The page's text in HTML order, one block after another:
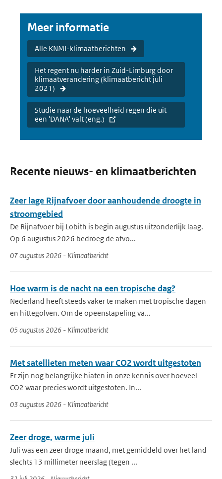
Meer informatie
Alle KNMI-klimaatberichten
Het regent nu harder in Zuid-Limburg door
klimaatverandering (klimaatbericht juli
2021)
Studie naar de hoeveelheid regen die uit
een 'DANA' valt (eng.)
Recente nieuws- en klimaatberichten
Zeer lage Rijnafvoer door aanhoudende droogte in
stroomgebied
De Rijnafvoer bij Lobith is begin augustus uitzonderlijk laag.
Op 6 augustus 2026 bedroeg de afvo...
07 augustus 2026 - Klimaatbericht
Hoe warm is de nacht na een tropische dag?
Nederland heeft steeds vaker te maken met tropische dagen
en hittegolven. Om de opeenstapeling va...
05 augustus 2026 - Klimaatbericht
Met satellieten meten waar CO2 wordt uitgestoten
Er zijn nog belangrijke hiaten in onze kennis over hoeveel
CO2 waar precies wordt uitgestoten. In...
03 augustus 2026 - Klimaatbericht
Zeer droge, warme juli
Juli was een zeer droge maand, met gemiddeld over het land
slechts 13 millimeter neerslag (tegen ...